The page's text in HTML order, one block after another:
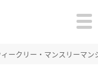
ィークリー・マンスリーマン